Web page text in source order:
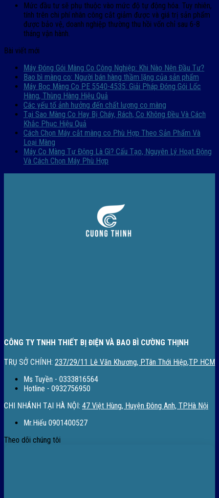
Mức đầu tư sẽ phụ thuộc vào mức độ tự động hóa. Tuy nhiên,
tính trên chi phí nhân công cắt giảm được và giá trị sản phẩm
được bảo vệ, doanh nghiệp thường thu hồi vốn chỉ sau 6-8
tháng vận hành.
Bài viết mới
Máy Đóng Gói Màng Co Công Nghiệp: Khi Nào Nên Đầu Tư?
Bao bì màng co: Người bán hàng thầm lặng của sản phẩm
Máy Bọc Màng Co PE 5540-4535: Giải Pháp Đóng Gói Lốc
Hàng, Thùng Hàng Hiệu Quả
Các yếu tố ảnh hưởng đến chất lượng co màng
Tại Sao Màng Co Hay Bị Cháy, Rách, Co Không Đều Và Cách
Khắc Phục Hiệu Quả
Cách Chọn Máy cắt màng co Phù Hợp Theo Sản Phẩm Và
Loại Màng
Máy Co Màng Tự Động Là Gì? Cấu Tạo, Nguyên Lý Hoạt Động
Và Cách Chọn Máy Phù Hợp
CÔNG TY TNHH THIẾT BỊ ĐIỆN VÀ BAO BÌ CƯỜNG THỊNH
TRỤ SỞ CHÍNH: 237/29/11 Lê Văn Khương, P.Tân Thới Hiệp,TP HCM
Ms Tuyền - 0333816564
Hotline - 0932756950
CHI NHÁNH TẠI HÀ NỘI: 47 Việt Hùng, Huyện Đông Anh, TP.Hà Nội
Mr.Hiếu 0901400527
Theo dõi chúng tôi